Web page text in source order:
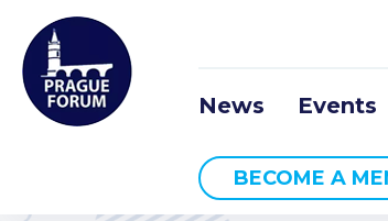
News Events
BECOME A